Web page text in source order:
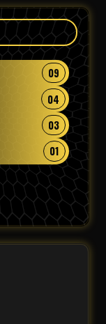
09
04
03
01